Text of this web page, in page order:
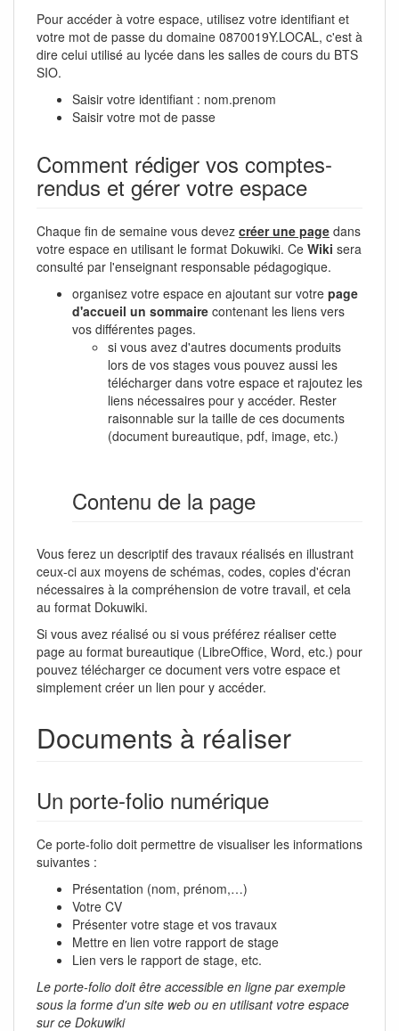
Pour accéder à votre espace, utilisez votre identifiant et
votre mot de passe du domaine 0870019Y.LOCAL, c'est à
dire celui utilisé au lycée dans les salles de cours du BTS
SIO.
Saisir votre identifiant : nom.prenom
Saisir votre mot de passe
Comment rédiger vos comptes-
rendus et gérer votre espace
Chaque fin de semaine vous devez créer une page dans
votre espace en utilisant le format Dokuwiki. Ce Wiki sera
consulté par l'enseignant responsable pédagogique.
organisez votre espace en ajoutant sur votre page
d'accueil un sommaire contenant les liens vers
vos différentes pages.
si vous avez d'autres documents produits
lors de vos stages vous pouvez aussi les
télécharger dans votre espace et rajoutez les
liens nécessaires pour y accéder. Rester
raisonnable sur la taille de ces documents
(document bureautique, pdf, image, etc.)
Contenu de la page
Vous ferez un descriptif des travaux réalisés en illustrant
ceux-ci aux moyens de schémas, codes, copies d'écran
nécessaires à la compréhension de votre travail, et cela
au format Dokuwiki.
Si vous avez réalisé ou si vous préférez réaliser cette
page au format bureautique (LibreOffice, Word, etc.) pour
pouvez télécharger ce document vers votre espace et
simplement créer un lien pour y accéder.
Documents à réaliser
Un porte-folio numérique
Ce porte-folio doit permettre de visualiser les informations
suivantes :
Présentation (nom, prénom,…)
Votre CV
Présenter votre stage et vos travaux
Mettre en lien votre rapport de stage
Lien vers le rapport de stage, etc.
Le porte-folio doit être accessible en ligne par exemple
sous la forme d'un site web ou en utilisant votre espace
sur ce Dokuwiki